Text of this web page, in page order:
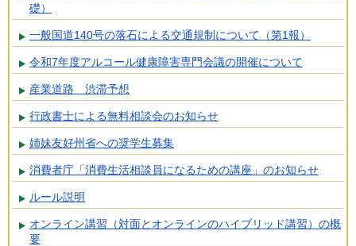
礎）
一般国道140号の落石による交通規制について（第1報）
令和7年度アルコール健康障害専門会議の開催について
産業道路 渋滞予想
行政書士による無料相談会のお知らせ
姉妹友好州省への奨学生募集
消費者庁「消費生活相談員になるための講座」のお知らせ
ルール説明
オンライン講習（対面とオンラインのハイブリッド講習）の概
要